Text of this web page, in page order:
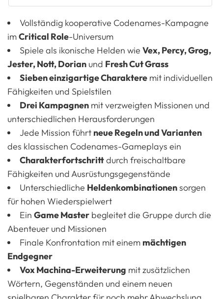
Vollständig kooperative Codenames-Kampagne
imCritical Role-Universum
Spiele als ikonische Helden wie Vex, Percy, Grog,
Jester, Nott, Dorian und Fresh Cut Grass
Sieben einzigartige Charaktere mit individuellen
Fähigkeiten und Spielstilen
Drei Kampagnen mit verzweigten Missionen und
unterschiedlichen Herausforderungen
Jede Mission führt neue Regeln und Varianten
des klassischen Codenames-Gameplays ein
Charakterfortschrittdurch freischaltbare
Fähigkeiten und Ausrüstungsgegenstände
Unterschiedliche Heldenkombinationensorgen
für hohen Wiederspielwert
Ein Game Master begleitet die Gruppe durch die
Abenteuer und Missionen
Finale Konfrontation mit einem mächtigen
Endgegner
Vox Machina-Erweiterung mit zusätzlichen
Wörtern, Gegenständen und einem neuen